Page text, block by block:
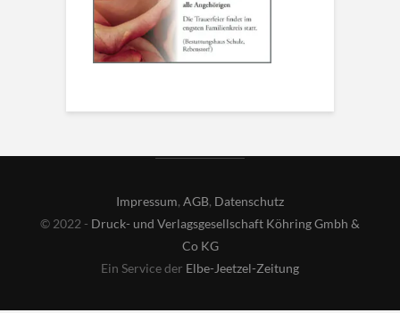
Impressum, AGB, Datenschutz
© 2022 - Druck- und Verlagsgesellschaft Köhring Gmbh &
Co KG
Ein Service der Elbe-Jeetzel-Zeitung